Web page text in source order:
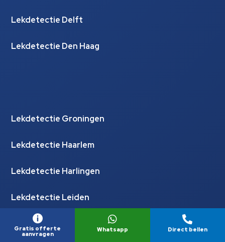
Lekdetectie Delft
Lekdetectie Den Haag
Lekdetectie Groningen
Lekdetectie Haarlem
Lekdetectie Harlingen
Lekdetectie Leiden
Lekdetectie Leidschendam

Gratis offerte
aanvragen

Whatsapp

Direct bellen